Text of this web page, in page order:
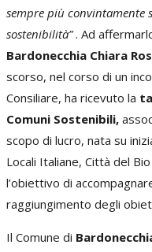
sempre più convintamente
sostenibilità”. Ad
Bardonecchia Chiara
scorso, nel corso di un
Consiliare, ha ricevuto la
Comuni Sostenibili,
scopo di lucro, nata su
Locali Italiane, Città del
l’obiettivo di
raggiungimento degli
Il Comune di